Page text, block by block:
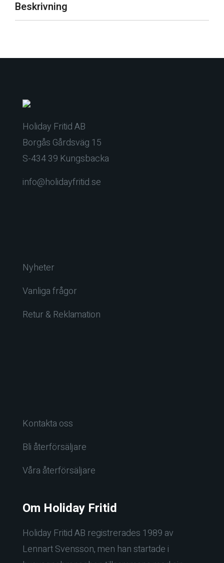
Beskrivning
Holiday Fritid AB
Borgås Gårdsväg 15
S-434 39 Kungsbacka
info@holidayfritid.se
Nyheter
Vanliga frågor
Retur & Reklamation
Kontakta oss
Bli återförsäljare
Våra återförsäljare
Om Holiday Fritid
Holiday Fritid AB registrerades 1989 av
Lennart Svensson, men han startade i